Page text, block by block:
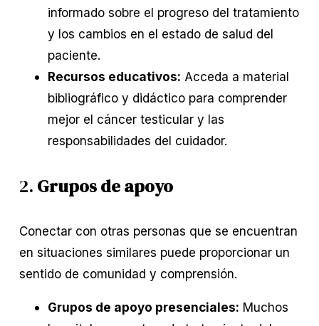
informado sobre el progreso del tratamiento
y los cambios en el estado de salud del
paciente.
Recursos educativos: Acceda a material
bibliográfico y didáctico para comprender
mejor el cáncer testicular y las
responsabilidades del cuidador.
2. Grupos de apoyo
Conectar con otras personas que se encuentran
en situaciones similares puede proporcionar un
sentido de comunidad y comprensión.
Grupos de apoyo presenciales: Muchos